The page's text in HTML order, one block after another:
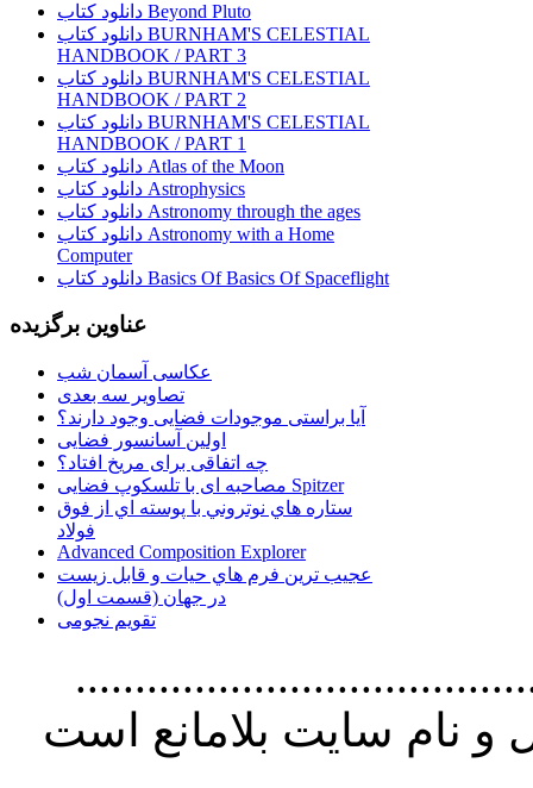
دانلود کتاب Beyond Pluto
دانلود کتاب BURNHAM'S CELESTIAL
HANDBOOK / PART 3
دانلود کتاب BURNHAM'S CELESTIAL
HANDBOOK / PART 2
دانلود کتاب BURNHAM'S CELESTIAL
HANDBOOK / PART 1
دانلود کتاب Atlas of the Moon
دانلود کتاب Astrophysics
دانلود کتاب Astronomy through the ages
دانلود کتاب Astronomy with a Home
Computer
دانلود کتاب Basics Of Basics Of Spaceflight
عناوین برگزیده
عکاسی آسمان شب
تصاویر سه بعدی
آیا براستی موجودات فضایی وجود دارند؟
اولین آسانسور فضایی
چه اتفاقی برای مریخ افتاد؟
مصاحبه ای با تلسکوپ فضایی Spitzer
ستاره هاي نوتروني با پوسته اي از فوق
فولاد
Advanced Composition Explorer
عجیب ترین فرم هاي حيات و قابل زيست
در جهان (قسمت اول)
تقویم نجومی
استفاده از
نام سايت بلامانع است